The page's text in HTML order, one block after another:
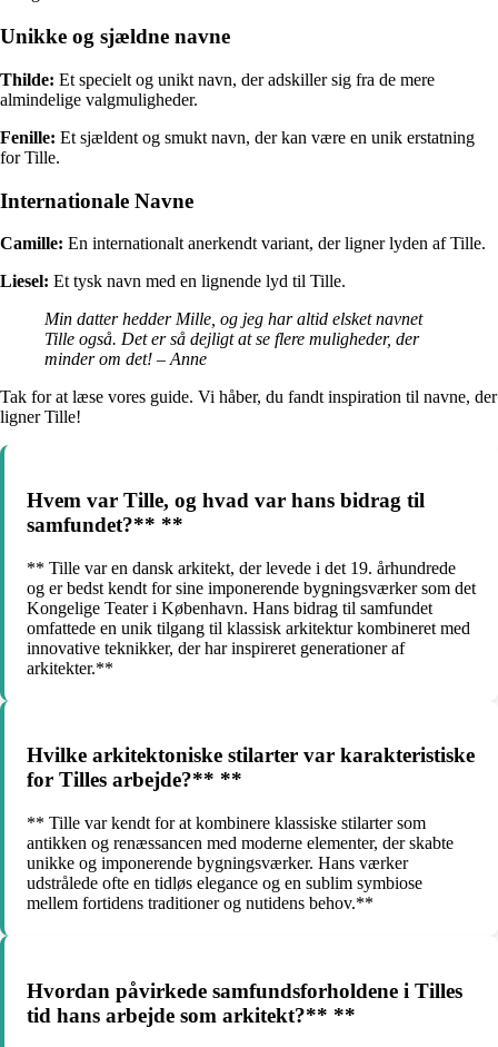
Unikke og sjældne navne
Thilde: Et specielt og unikt navn, der adskiller sig fra de mere
almindelige valgmuligheder.
Fenille: Et sjældent og smukt navn, der kan være en unik erstatning
for Tille.
Internationale Navne
Camille: En internationalt anerkendt variant, der ligner lyden af Tille.
Liesel: Et tysk navn med en lignende lyd til Tille.
Min datter hedder Mille, og jeg har altid elsket navnet
Tille også. Det er så dejligt at se flere muligheder, der
minder om det! – Anne
Tak for at læse vores guide. Vi håber, du fandt inspiration til navne, der
ligner Tille!
Hvem var Tille, og hvad var hans bidrag til
samfundet?** **
** Tille var en dansk arkitekt, der levede i det 19. århundrede
og er bedst kendt for sine imponerende bygningsværker som det
Kongelige Teater i København. Hans bidrag til samfundet
omfattede en unik tilgang til klassisk arkitektur kombineret med
innovative teknikker, der har inspireret generationer af
arkitekter.**
Hvilke arkitektoniske stilarter var karakteristiske
for Tilles arbejde?** **
** Tille var kendt for at kombinere klassiske stilarter som
antikken og renæssancen med moderne elementer, der skabte
unikke og imponerende bygningsværker. Hans værker
udstrålede ofte en tidløs elegance og en sublim symbiose
mellem fortidens traditioner og nutidens behov.**
Hvordan påvirkede samfundsforholdene i Tilles
tid hans arbejde som arkitekt?** **